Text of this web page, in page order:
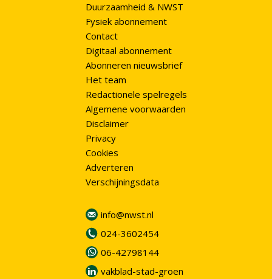
Duurzaamheid & NWST
Fysiek abonnement
Contact
Digitaal abonnement
Abonneren nieuwsbrief
Het team
Redactionele spelregels
Algemene voorwaarden
Disclaimer
Privacy
Cookies
Adverteren
Verschijningsdata
info@nwst.nl
024-3602454
06-42798144
vakblad-stad-groen